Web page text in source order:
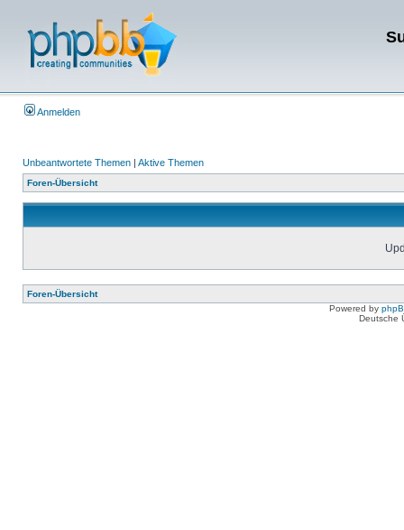
Anmelden
Unbeantwortete Themen | Aktive Themen
Foren-Übersicht
Foren-Übersicht
Powered by
Deutsche